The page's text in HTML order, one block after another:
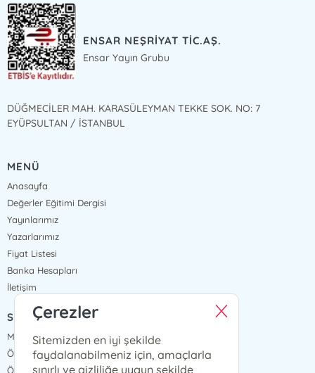
ENSAR NEŞRİYAT TİC.AŞ.
Ensar Yayın Grubu
DÜĞMECİLER MAH. KARASÜLEYMAN TEKKE SOK. NO: 7
EYÜPSULTAN / İSTANBUL
MENÜ
Anasayfa
Değerler Eğitimi Dergisi
Yayınlarımız
Yazarlarımız
Fiyat Listesi
Banka Hesapları
İletişim
SÖZLEŞMELER
Mesafeli Satış Sözleşmesi
Ön Bilgilendirme Formu
Ödeme ve Teslimat
Çerezler
Sitemizden en iyi şekilde
faydalanabilmeniz için, amaçlarla
sınırlı ve gizliliğe uygun şekilde